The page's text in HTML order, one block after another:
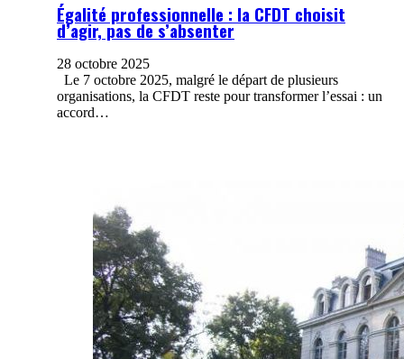
Égalité professionnelle : la CFDT choisit
d’agir, pas de s’absenter
28 octobre 2025
Le 7 octobre 2025, malgré le départ de plusieurs
organisations, la CFDT reste pour transformer l’essai : un
accord…